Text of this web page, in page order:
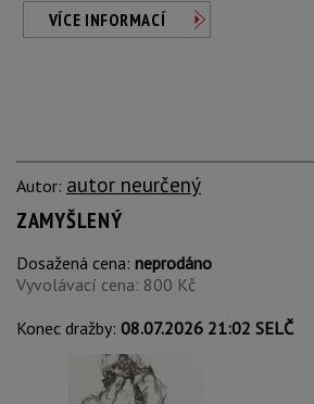
VÍCE INFORMACÍ
Autor: autor neurčený
ZAMYŠLENÝ
Dosažená cena: neprodáno
Vyvolávací cena: 800 Kč
Konec dražby: 08.07.2026 21:02 SELČ